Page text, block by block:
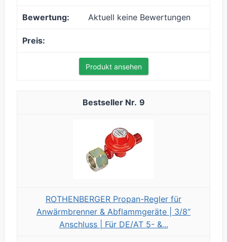
Aktuell keine Bewertungen
Produkt ansehen
9
ROTHENBERGER Propan-Regler für
Anwärmbrenner & Abflammgeräte | 3/8“
Anschluss | Für DE/AT 5- &...